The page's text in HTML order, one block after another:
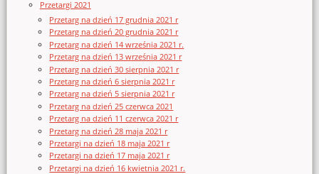
Przetargi 2021
Przetarg na dzień 17 grudnia 2021 r
Przetarg na dzień 20 grudnia 2021 r
Przetarg na dzień 14 września 2021 r.
Przetarg na dzień 13 września 2021 r
Przetarg na dzień 30 sierpnia 2021 r
Przetarg na dzień 6 sierpnia 2021 r
Przetarg na dzień 5 sierpnia 2021 r
Przetarg na dzień 25 czerwca 2021
Przetarg na dzień 11 czerwca 2021 r
Przetarg na dzień 28 maja 2021 r
Przetargi na dzień 18 maja 2021 r
Przetargi na dzień 17 maja 2021 r
Przetargi na dzień 16 kwietnia 2021 r.